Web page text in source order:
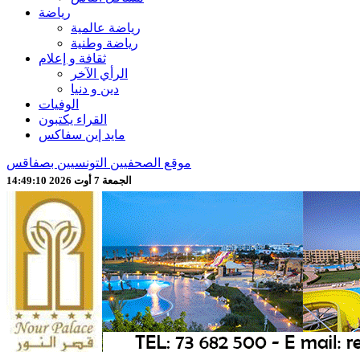
رياضة
رياضة عالمية
رياضة وطنية
ثقافة و إعلام
الرأي الآخر
دين و دنيا
الوفيات
القراء يكتبون
مايد إين سفاكس
موقع الصحفيين التونسيين بصفاقس
الجمعة 7 أوت 2026 14:49:12